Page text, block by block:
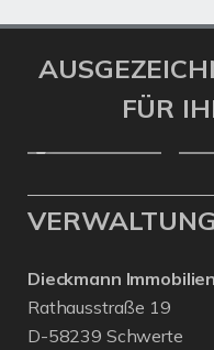
FÜR
VERWALTUNG
Dieckmann
Rathausstraße 19
D-58239 Schwerte